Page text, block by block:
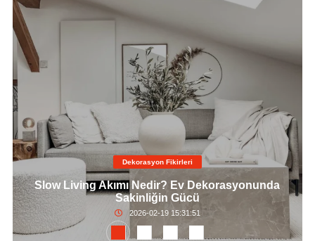
Dekorasyon Fikirleri
Slow Living Akımı Nedir? Ev Dekorasyonunda
Sakinliğin Gücü
2026-02-19 15:31:51